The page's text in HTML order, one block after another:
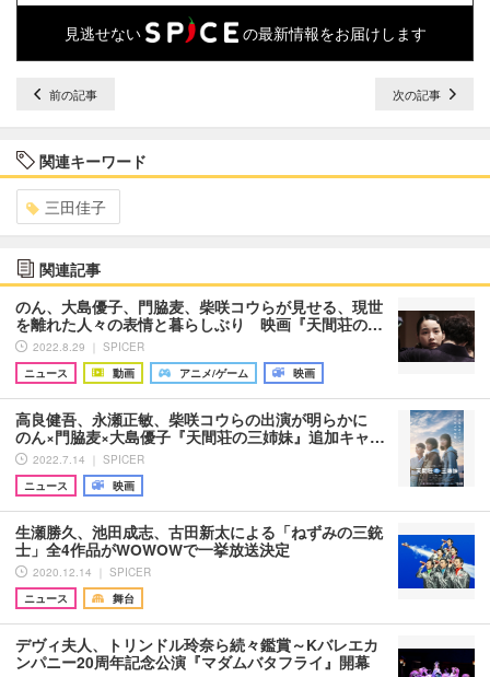
見逃せない の最新情報をお届けします
前の記事 次の記事
関連キーワード
三田佳子
関連記事
のん、大島優子、門脇麦、柴咲コウらが見せる、現世
を離れた人々の表情と暮らしぶり 映画『天間荘の…
2022.8.29 ｜ SPICER
ニュース
動画 アニメ/ゲーム 映画
高良健吾、永瀬正敏、柴咲コウらの出演が明らかに
のん×門脇麦×大島優子『天間荘の三姉妹』追加キャ…
2022.7.14 ｜ SPICER
ニュース
映画
生瀬勝久、池田成志、古田新太による「ねずみの三銃
士」全4作品がWOWOWで一挙放送決定
2020.12.14 ｜ SPICER
ニュース
舞台
デヴィ夫人、トリンドル玲奈ら続々鑑賞～Kバレエカ
ンパニー20周年記念公演『マダムバタフライ』開幕